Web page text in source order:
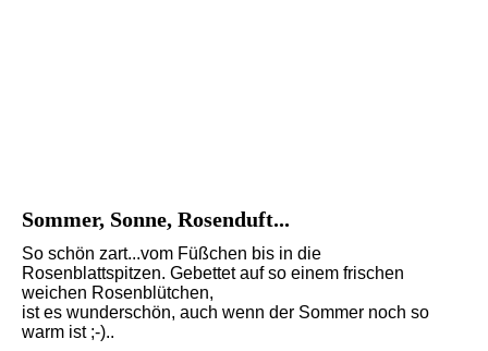
Sommer, Sonne, Rosenduft...
So schön zart...vom Füßchen bis in die
Rosenblattspitzen. Gebettet auf so einem frischen
weichen Rosenblütchen,
ist es wunderschön, auch wenn der Sommer noch so
warm ist ;-)..